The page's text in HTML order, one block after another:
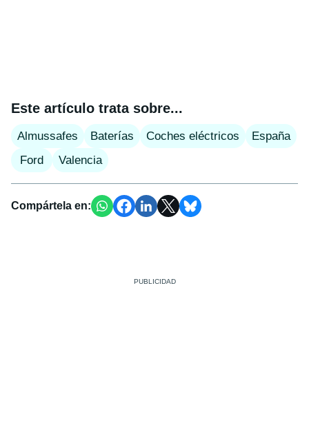
Este artículo trata sobre...
Almussafes Baterías Coches eléctricos
España
Ford
Valencia
Compártela en: